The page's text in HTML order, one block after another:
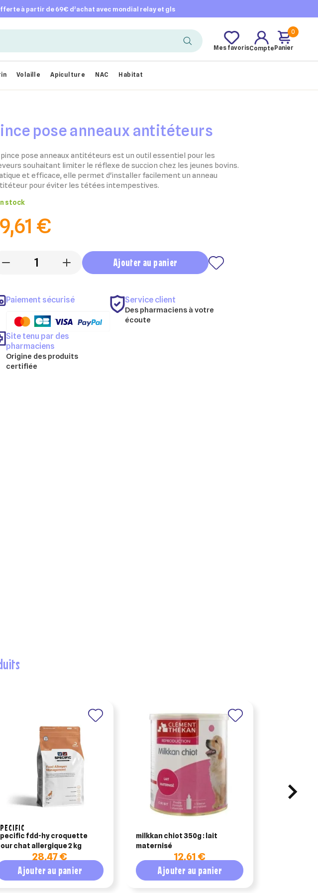
à partir de 69€ d’achat avec mondial relay et gls
Mes favorisCompte
0
Panier
Volaille Apiculture NAC Habitat
pose anneaux antitéteurs
pince pose anneaux antitéteurs est un outil essentiel pour les
souhaitant limiter le réflexe de succion chez les jeunes bovins.
et efficace, elle permet d'installer facilement un anneau
pour éviter les tétées intempestives.
stock
€
- + Ajouter au panier
Paiement sécurisé Service client
Des pharmaciens à votre
écoute
Site tenu par des
pharmaciens
Origine des produits
certifiée
fdd-hy croquette
chat allergique 2 kg
28,47 €
Ajouter au panier
milkkan chiot 350g : lait
maternisé
12,61 €
Ajouter au panier
à votre liste d'envies.